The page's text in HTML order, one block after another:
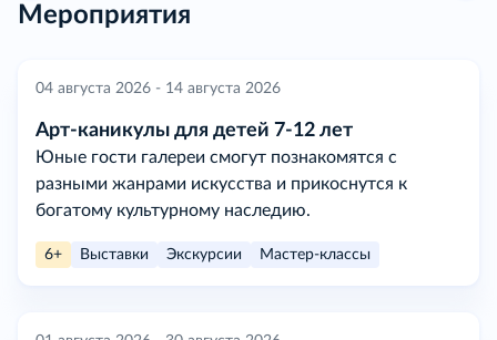
Мероприятия
04 августа 2026 - 14 августа 2026
Арт-каникулы для детей 7-12 лет
Юные гости галереи смогут познакомятся с
разными жанрами искусства и прикоснутся к
богатому культурному наследию.
6+ Выставки Экскурсии Мастер-классы